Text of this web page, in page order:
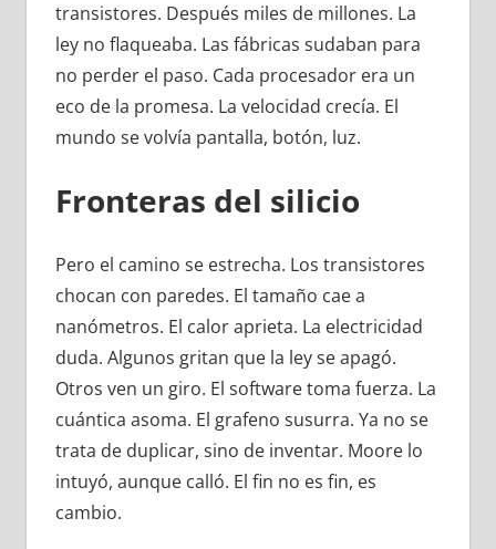
transistores. Después miles de millones. La
ley no flaqueaba. Las fábricas sudaban para
no perder el paso. Cada procesador era un
eco de la promesa. La velocidad crecía. El
mundo se volvía pantalla, botón, luz.
Fronteras del silicio
Pero el camino se estrecha. Los transistores
chocan con paredes. El tamaño cae a
nanómetros. El calor aprieta. La electricidad
duda. Algunos gritan que la ley se apagó.
Otros ven un giro. El software toma fuerza. La
cuántica asoma. El grafeno susurra. Ya no se
trata de duplicar, sino de inventar. Moore lo
intuyó, aunque calló. El fin no es fin, es
cambio.